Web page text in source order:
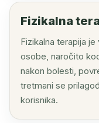
Fizikalna
Fizikalna terapija
osobe, naročito
nakon bolesti,
tretmani se
korisnika.